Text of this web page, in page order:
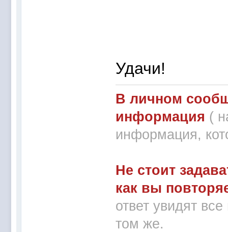
Удачи!
В личном
информация (
информация,
Не стоит
как вы
ответ увидят
том же.